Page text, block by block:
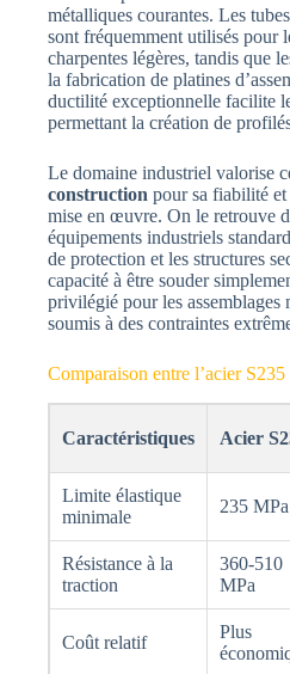
métalliques courantes. Les
sont fréquemment utilisés pour
charpentes légères, tandis que
la fabrication de platines
ductilité exceptionnelle facilite
permettant la création de
Le domaine industriel valorise
construction pour sa fiabilité
mise en œuvre. On le retrouve
équipements industriels
de protection et les structures
capacité à être souder
privilégié pour les assemblages
soumis à des contraintes
Comparaison entre l’acier S235
Caractéristiques Acier
Limite élastique
minimale
235 MPa
Résistance à la
traction
360-510
MPa
Coût relatif
Plus